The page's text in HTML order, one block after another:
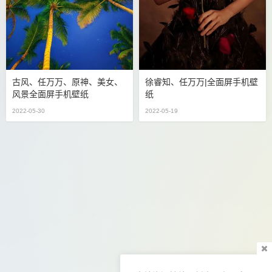
古风、任万万、原神、美女、
风景全面屏手机壁纸
2022-05-30
徐睿知、任万万|全面屏手机壁
纸
2022-05-19